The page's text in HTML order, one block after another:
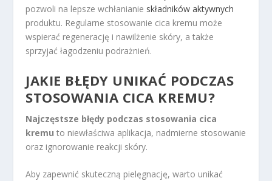
pozwoli na lepsze wchłanianie składników aktywnych
produktu. Regularne stosowanie cica kremu może
wspierać regenerację i nawilżenie skóry, a także
sprzyjać łagodzeniu podrażnień.
JAKIE BŁĘDY UNIKAĆ PODCZAS
STOSOWANIA CICA KREMU?
Najczęstsze błędy podczas stosowania cica
kremu to niewłaściwa aplikacja, nadmierne stosowanie
oraz ignorowanie reakcji skóry.
Aby zapewnić skuteczną pielęgnację, warto unikać